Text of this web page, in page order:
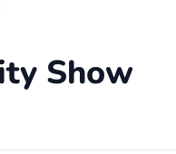
Show